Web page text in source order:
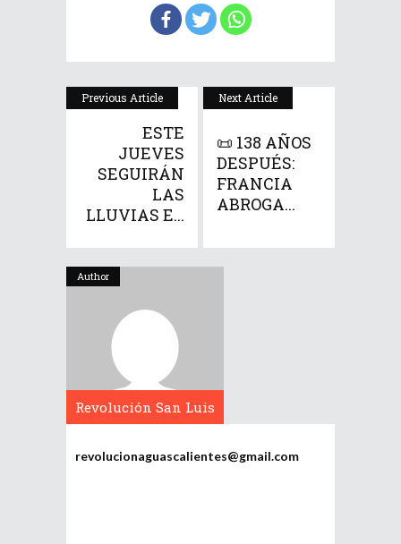
Previous Article
ESTE
JUEVES
SEGUIRÁN
LAS
LLUVIAS E...
Next Article
📜 138 AÑOS
DESPUÉS:
FRANCIA
ABROGA...
Author
Revolución San Luis
revolucionaguascalientes@gmail.com